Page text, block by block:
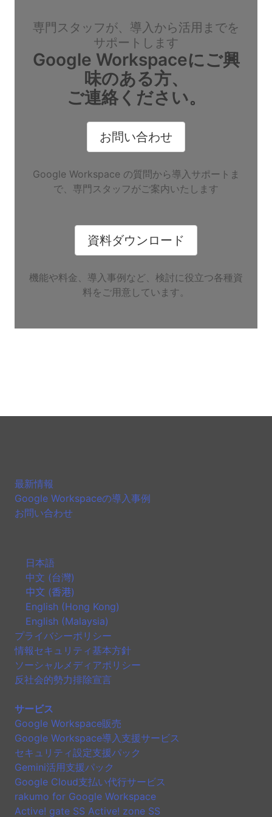
専門スタッフが、導入から活用までを
サポートします
Google Workspaceにご興
味のある方、
ご連絡ください。
お問い合わせ
Google Workspace の質問から導入サポートま
で、専門スタッフがご案内いたします
資料ダウンロード
機能や料金、導入事例など、検討に役立つ各種資
料をご用意しています。
最新情報
Google Workspaceの導入事例
お問い合わせ
日本語
中文 (台灣)
中文 (香港)
English (Hong Kong)
English (Malaysia)
プライバシーポリシー
情報セキュリティ基本方針
ソーシャルメディアポリシー
反社会的勢力排除宣言
サービス
Google Workspace販売
Google Workspace導入支援サービス
セキュリティ設定支援パック
Gemini活用支援パック
Google Cloud支払い代行サービス
rakumo for Google Workspace
Active! gate SS Active! zone SS